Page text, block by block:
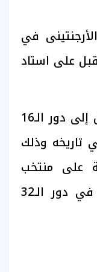
في
على استاد
وكان منتخبنا الوطني قد تأهل إلى دور الـ16
تاريخه وذلك
على منتخب
أستراليا بركلات الترجيح 4-2، في دور الـ32